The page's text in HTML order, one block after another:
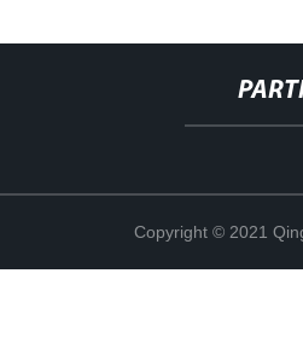
Copyright © 2021